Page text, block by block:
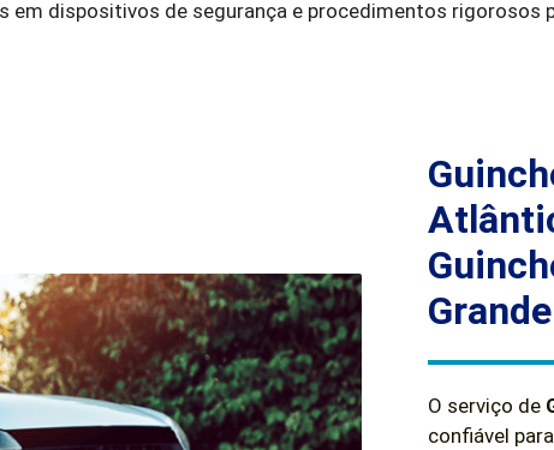
em dispositivos de segurança e procedimentos rigorosos
O serviço de
confiável